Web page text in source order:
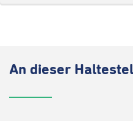
An dieser